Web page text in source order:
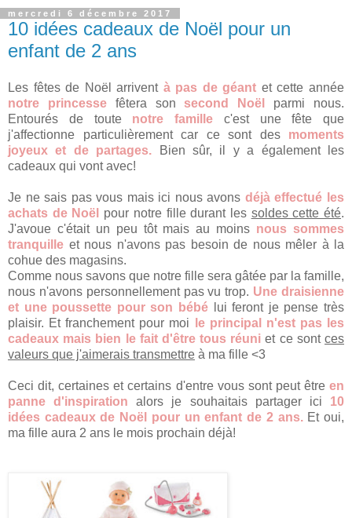
mercredi 6 décembre 2017
10 idées cadeaux de Noël pour un
enfant de 2 ans
Les fêtes de Noël arrivent à pas de géant et cette année
notre princessefêtera son second Noël parmi nous.
Entourés de toute notre famille c'est une fête que
j'affectionne particulièrement car ce sont des moments
joyeux et de partages. Bien sûr, il y a également les
cadeaux qui vont avec!
Je ne sais pas vous mais ici nous avons déjà effectué les
achats de Noël
pour notre fille durant les soldes cette été.
J'avoue c'était un peu tôt mais au moins nous sommes
tranquille et nous n'avons pas besoin de nous mêler à la
cohue des magasins.
Comme nous savons que notre fille sera gâtée par la famille,
nous n'avons personnellement pas vu trop. Une draisienne
et une poussette pour son bébé lui feront je pense très
plaisir. Et franchement pour moi
le principal n'est pas les
cadeaux mais bien le fait d'être tous réuniet ce sontces
valeurs que j'aimerais transmettre à ma fille <3
Ceci dit, certaines et certains d'entre vous sont peut êtreen
panne d'inspirationalors je souhaitais partager ici 10
idées cadeaux de Noël pour un enfant de 2 ans.Et oui,
ma fille aura 2 ans le mois prochain déjà!